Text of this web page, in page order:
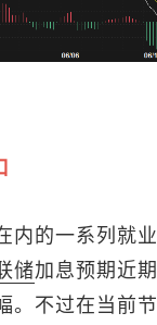
内的一系列就
储加息预期近
。不过在当前